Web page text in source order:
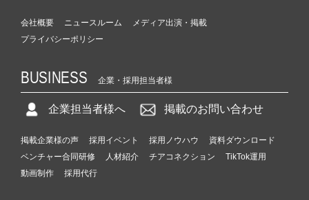
会社概要 ニュースルーム
メディア出演・掲載
プライバシーポリシー
BUSINESS 企業・採用担当者様
企業担当者様へ 掲載のお問い合わせ
掲載企業様の声 採用イベント 採用ノウハウ
資料ダウンロード
ベンチャー合同研修
人材紹介 チアコネクション
TikTok運用
動画制作
採用代行